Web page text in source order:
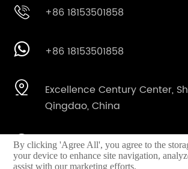
 +86 18153501858
 +86 18153501858

Excellence Century Center,
Qingdao, China

Shahe industrial park,
Shandong Province, China
By clicking 'Agree All', you agree to the
your device to enhance site navigation,
assist with our marketing efforts.